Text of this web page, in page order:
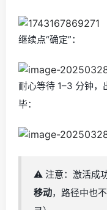
继续点“确定”：
耐心等待 1–3 分钟，
毕：
⚠️ 注意：激活成功
移动，路径中也